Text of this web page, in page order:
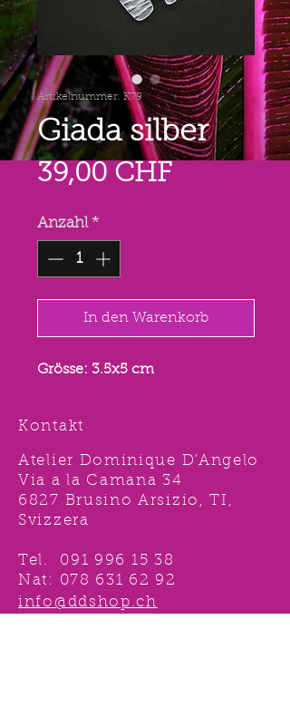
Artikelnummer: K79
Giada silber
39,00 CHFPreis
Anzahl *
In den Warenkorb
Grösse: 3.5x5 cm
Kontakt
Atelier Dominique D'Angelo
Via a la Camana 34
6827 Brusino Arsizio, TI,
Svizzera
Tel. 091 996 15 38
Nat: 078 631 62 92
info@ddshop.ch